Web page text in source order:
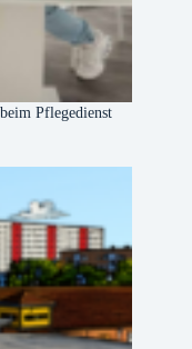
Pflegedienst